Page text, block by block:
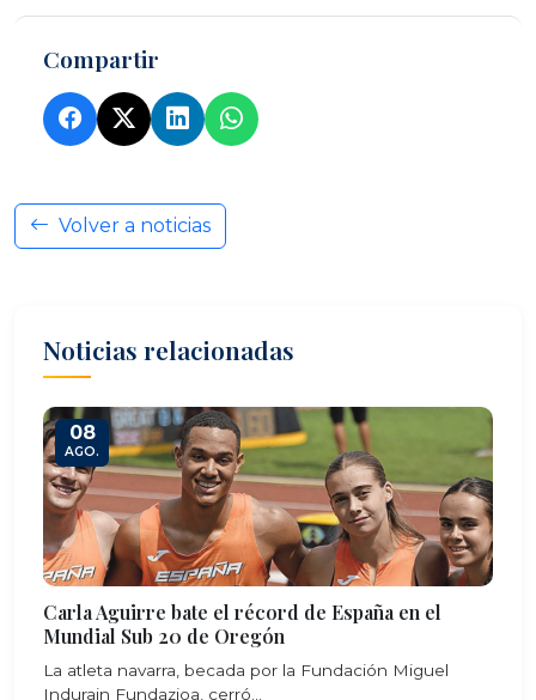
Compartir
Volver a noticias
Noticias relacionadas
08
AGO.
Carla Aguirre bate el récord de España en el
Mundial Sub 20 de Oregón
La atleta navarra, becada por la Fundación Miguel
Indurain Fundazioa, cerró...